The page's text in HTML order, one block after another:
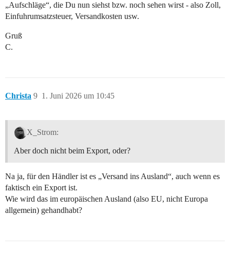
„Aufschläge“, die Du nun siehst bzw. noch sehen wirst - also Zoll,
Einfuhrumsatzsteuer, Versandkosten usw.
Gruß
C.
Christa 1. Juni 2026 um 10:45
9
X_Strom:
Aber doch nicht beim Export, oder?
Na ja, für den Händler ist es „Versand ins Ausland“, auch wenn es
faktisch ein Export ist.
Wie wird das im europäischen Ausland (also EU, nicht Europa
allgemein) gehandhabt?